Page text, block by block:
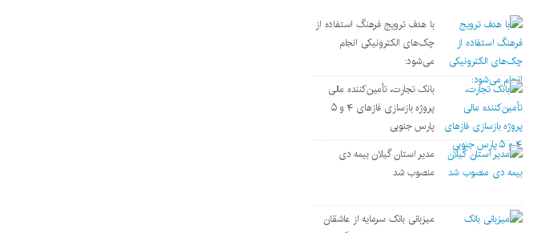
با هدف ترویج فرهنگ استفاده از
چک‌های الکترونیکی انجام
می‌شود:
بانک تجارت، تأمین‌کننده مالی
پروژه بازسازی فازهای ۴ و ۵
پارس جنوبی
مدیر استان گیلان بیمه دی
منصوب شد
میزبانی بانک سرمایه از عاشقان